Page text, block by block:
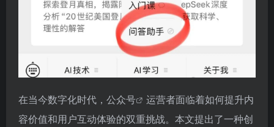
在当今数字化时代， 公众号
运营者面临着如何提升内
容价值和用户互动体验的双重挑战。本文提出了一种创